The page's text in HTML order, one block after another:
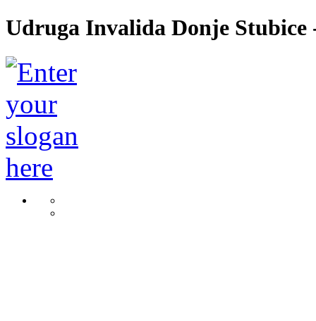
Udruga Invalida Donje Stubice